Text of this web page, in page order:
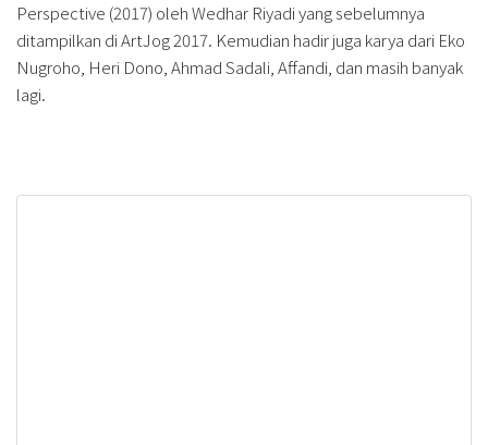
Perspective (2017) oleh Wedhar Riyadi yang sebelumnya
ditampilkan di ArtJog 2017. Kemudian hadir juga karya dari Eko
Nugroho, Heri Dono, Ahmad Sadali, Affandi, dan masih banyak
lagi.